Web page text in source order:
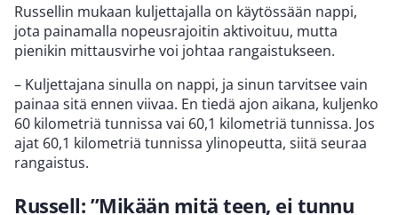
Russellin mukaan kuljettajalla on käytössään nappi,
jota painamalla nopeusrajoitin aktivoituu, mutta
pienikin mittausvirhe voi johtaa rangaistukseen.
– Kuljettajana sinulla on nappi, ja sinun tarvitsee vain
painaa sitä ennen viivaa. En tiedä ajon aikana, kuljenko
60 kilometriä tunnissa vai 60,1 kilometriä tunnissa. Jos
ajat 60,1 kilometriä tunnissa ylinopeutta, siitä seuraa
rangaistus.
Russell: ”Mikään mitä teen, ei tunnu